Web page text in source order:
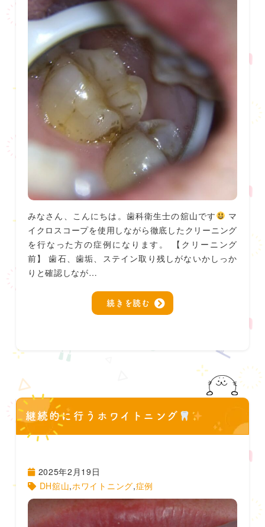
みなさん、こんにちは。歯科衛生士の舘山です
マ
イクロスコープを使用しながら徹底したクリーニング
を行なった方の症例になります。 【クリーニング
前】 歯石、歯垢、ステイン取り残しがないかしっか
りと確認しなが…
続きを読む
継続的に行うホワイトニング
2025年2月19日
DH舘山,ホワイトニング,症例